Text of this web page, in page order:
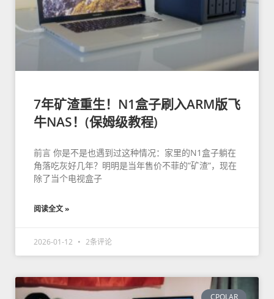
7年矿渣重生！N1盒子刷入ARM版飞
牛NAS！(保姆级教程)
前言 你是不是也遇到过这种情况：家里的N1盒子躺在
角落吃灰好几年？明明是当年售价不菲的”矿渣”，现在
除了当个电视盒子
阅读全文 »
2026-01-12 2条评论